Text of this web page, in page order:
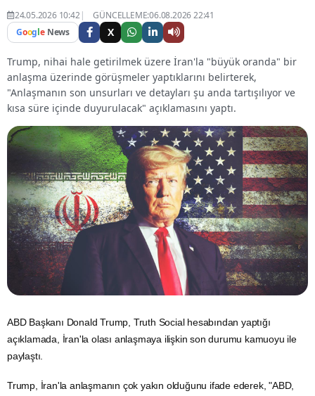
24.05.2026 10:42
GÜNCELLEME:06.08.2026 22:41
Google News X
Trump, nihai hale getirilmek üzere İran'la "büyük oranda" bir
anlaşma üzerinde görüşmeler yaptıklarını belirterek,
"Anlaşmanın son unsurları ve detayları şu anda tartışılıyor ve
kısa süre içinde duyurulacak" açıklamasını yaptı.
ABDBaşkanı Donald Trump, Truth Social hesabından yaptığı
açıklamada, İran'la olası anlaşmaya ilişkin son durumu kamuoyu ile
paylaştı.
Trump, İran'la anlaşmanın çok yakın olduğunu ifade ederek, "ABD,